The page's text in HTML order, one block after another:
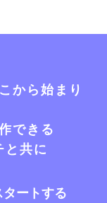
から始まり
できる
共に
ートする